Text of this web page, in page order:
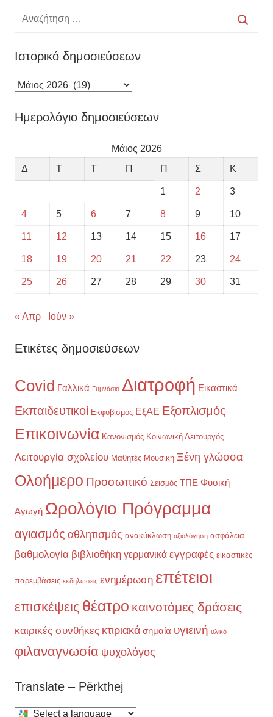
Αναζήτηση
Ιστορικό δημοσιεύσεων
Ιστορικό
Ημερολόγιο δημοσιεύσεων
Μάιος 2026
Δ
Τ Τ Π Π Σ Κ
1 2 3
4 5 6 7 8 9 10
11 12 13 14 15 16 17
18 19 20 21 22 23 24
25 26 27 28 29 30 31
« Απρ Ιούν »
Ετικέτες δημοσιεύσεων
Covid Γαλλικά Γυμνάσιο Διατροφή Εικαστικά
Εκπαιδευτικοί Εκφοβισμός ΕξΑΕ Εξοπλισμός
Επικοινωνία Κανονισμός Κοινωνική Λειτουργός
Λειτουργία σχολείου Μαθητές Μουσική Ξένη γλώσσα
Ολοήμερο Προσωπικό Σεισμός ΤΠΕ Φυσική
Αγωγή Ωρολόγιο Πρόγραμμα
αγιασμός αθλητισμός ανακύκλωση αξιολόγηση ασφάλεια
βαθμολογία βιβλιοθήκη γερμανικά εγγραφές εικαστικές
παρεμβάσεις εκδηλώσεις ενημέρωση επέτειοι
επισκέψεις θέατρο καινοτόμες δράσεις
καιρικές συνθήκες κτιριακά σημαία υγιεινή υλικό
φιλαναγνωσία ψυχολόγος
Translate – Përkthej
Select